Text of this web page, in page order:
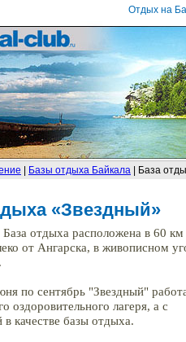
Отдых на
Базы отдыха Байкала | База
«Звездный»
База отдыха расположена в 60 км
от Ангарска, в живописном
по сентябрь "Звездный"
оздоровительного лагеря, а с
качестве базы отдыха.